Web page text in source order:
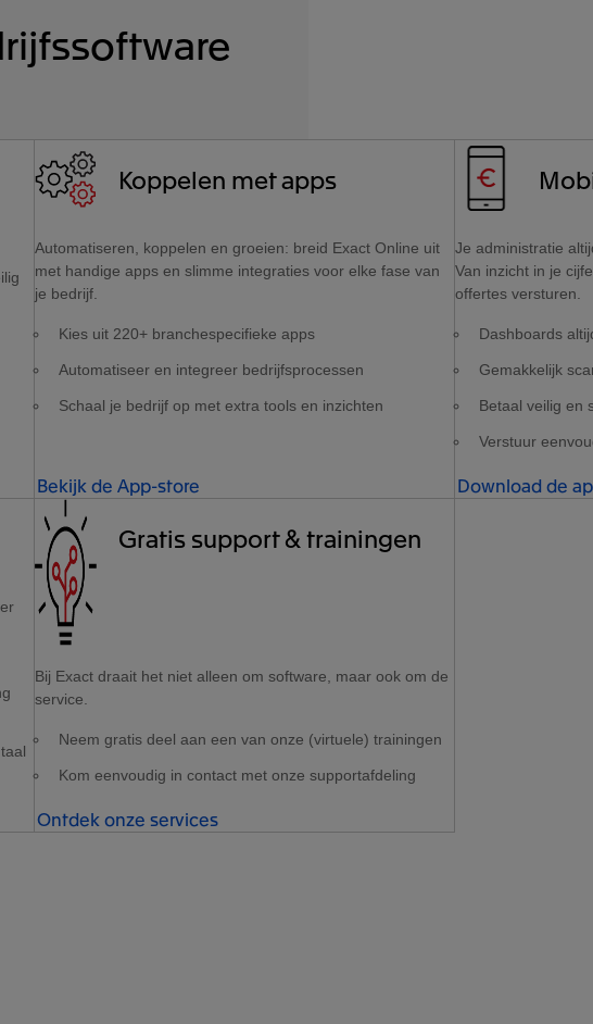
Koppelen met apps
Automatiseren, koppelen en groeien: breid Exact Online uit
met handige apps en slimme integraties voor elke fase van
je bedrijf.
Kies uit 220+ branchespecifieke apps
Automatiseer en integreer bedrijfsprocessen
Schaal je bedrijf op met extra tools en inzichten
Bekijk de App-store
Je administratie
Van inzicht in je
offertes versturen.
Dashboards
Gemakkelijk
Betaal veilig en
Verstuur
Download de
Gratis support & trainingen
Bij Exact draait het niet alleen om software, maar ook om de
service.
Neem gratis deel aan een van onze (virtuele) trainingen
Kom eenvoudig in contact met onze supportafdeling
Ontdek onze services